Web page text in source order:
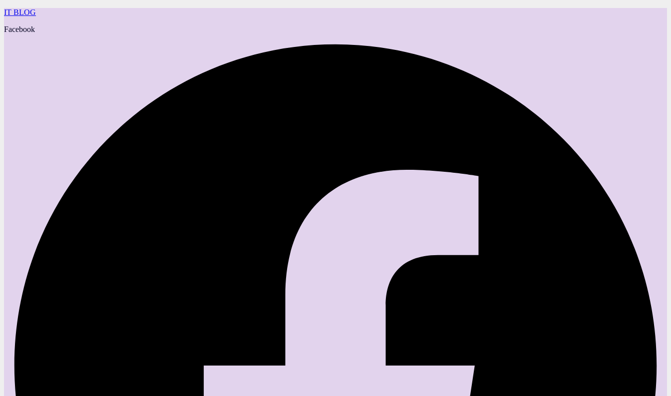
IT BLOG
Facebook